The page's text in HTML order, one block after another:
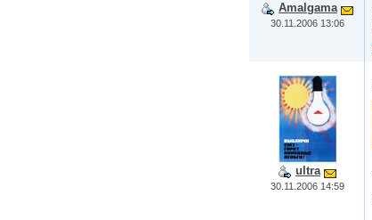
Amalgama
30.11.2006 13:06
ultra
30.11.2006 14:59